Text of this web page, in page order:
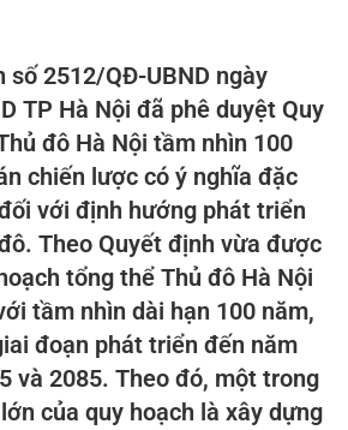
số 2512/QĐ-UBND ngày
TP Hà Nội đã phê duyệt Quy
đô Hà Nội tầm nhìn 100
chiến lược có ý nghĩa đặc
với định hướng phát triển
Theo Quyết định vừa được
tổng thể Thủ đô Hà Nội
tầm nhìn dài hạn 100 năm,
đoạn phát triển đến năm
và 2085. Theo đó, một trong
của quy hoạch là xây dựng